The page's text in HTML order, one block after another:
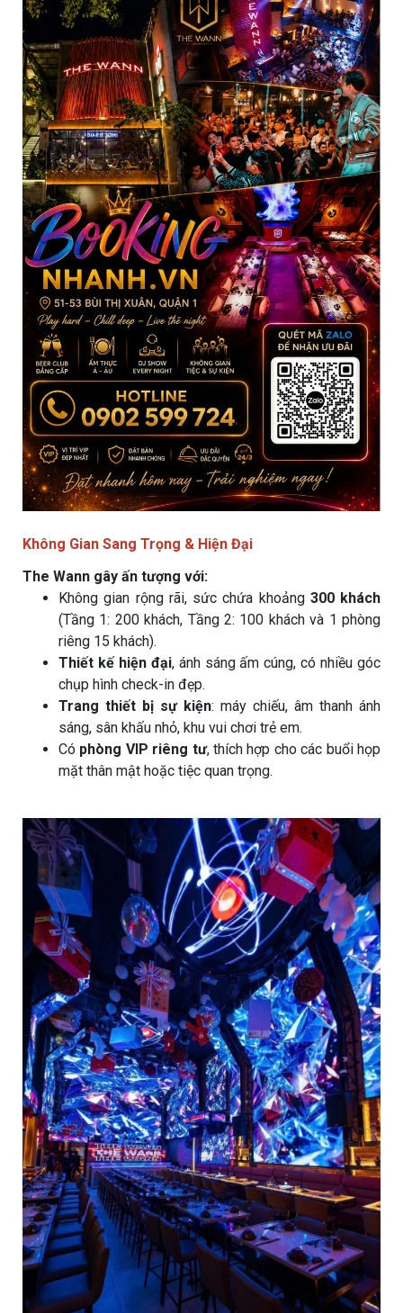
Không Gian Sang Trọng & Hiện Đại
The Wann gây ấn tượng với:
Không gian rộng rãi, sức chứa khoảng 300 khách
(Tầng 1: 200 khách, Tầng 2: 100 khách và 1 phòng
riêng 15 khách).
Thiết kế hiện đại, ánh sáng ấm cúng, có nhiều góc
chụp hình check-in đẹp.
Trang thiết bị sự kiện: máy chiếu, âm thanh ánh
sáng, sân khấu nhỏ, khu vui chơi trẻ em.
Có phòng VIP riêng tư, thích hợp cho các buổi họp
mặt thân mật hoặc tiệc quan trọng.